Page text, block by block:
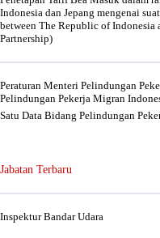
Indonesia dan Jepang mengenai
between The Republic of Indonesia
Partnership)
Peraturan Menteri Pelindungan
Pelindungan Pekerja Migran
Satu Data Bidang Pelindungan
Jabatan Terbaru
Inspektur Bandar Udara